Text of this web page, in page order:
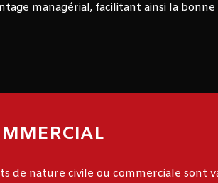
managérial, facilitant ainsi la bonne
de nature civile ou commerciale sont